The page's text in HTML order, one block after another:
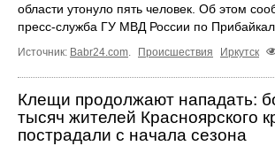
области утонуло пять человек. Об этом
пресс‑служба ГУ МВД России по
Источник: Babr24.com. Происшествия Иркутск
Клещи продолжают нападать:
тысяч жителей Красноярского
пострадали с начала сезона